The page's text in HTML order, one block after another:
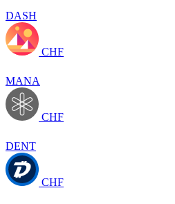
DASH
CHF
MANA
CHF
DENT
CHF